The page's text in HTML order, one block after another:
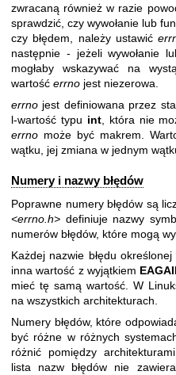
zwracaną również w razie
sprawdzić, czy wywołanie lub
czy błędem, należy ustawić
następnie - jeżeli wywołanie
mogłaby wskazywać na
wartość errno jest niezerowa.
errno jest definiowana przez
l-wartość typu int, która nie
errno może być makrem.
wątku, jej zmiana w jednym
Numery i nazwy błędów
Poprawne numery błędów są
<errno.h> definiuje nazwy
numerów błędów, które mogą
Każdej nazwie błędu
inna wartość z wyjątkiem
mieć tę samą wartość. W
na wszystkich architekturach.
Numery błędów, które
być różne w różnych
różnić pomiędzy
lista nazw błędów nie